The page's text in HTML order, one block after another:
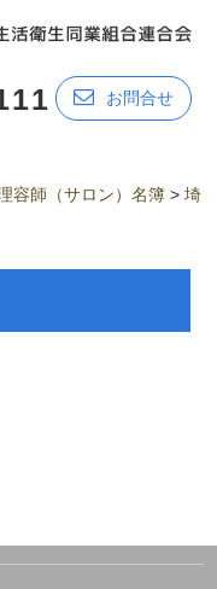
お問合せ
容師（サロン）名簿 >埼